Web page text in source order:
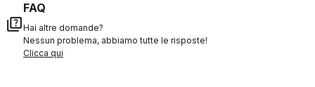
quiz
FAQ
Hai altre domande?
Nessun problema, abbiamo tutte le risposte!
Clicca qui